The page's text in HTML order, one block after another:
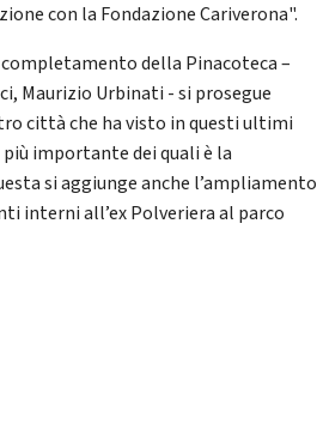
con la Fondazione Cariverona".
della Pinacoteca –
Maurizio Urbinati - si prosegue
città che ha visto in questi ultimi
importante dei quali è la
si aggiunge anche l’ampliamento
interni all’ex Polveriera al parco